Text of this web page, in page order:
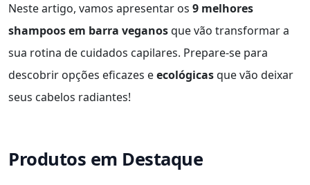
Neste artigo, vamos apresentar os 9 melhores
shampoos em barra veganosque vão transformar a
sua rotina de cuidados capilares. Prepare-se para
descobrir opções eficazes eecológicasque vão deixar
seus cabelos radiantes!
Produtos em Destaque